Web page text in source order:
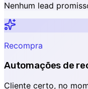
Nenhum lead
Recompra
Automações de
Cliente certo, no